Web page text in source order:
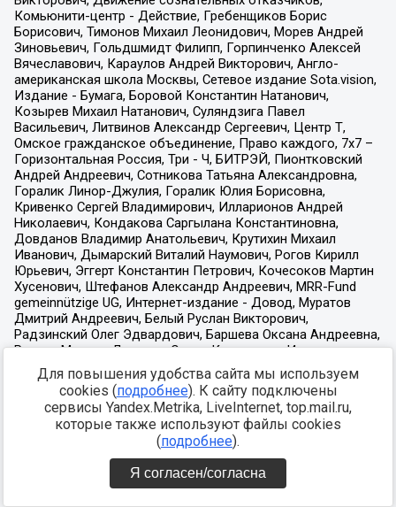
Для повышения удобства сайта мы используем
cookies (подробнее). К сайту подключены
сервисы Yandex.Metrika, LiveInternet, top.mail.ru,
которые также используют файлы cookies
(подробнее).
Я согласен/согласна